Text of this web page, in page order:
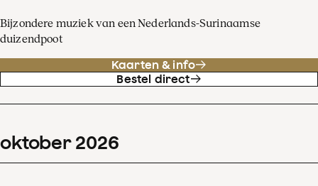
Bijzondere muziek van een Nederlands-Surinaamse
duizendpoot
Kaarten & info
Bestel direct
oktober 2026